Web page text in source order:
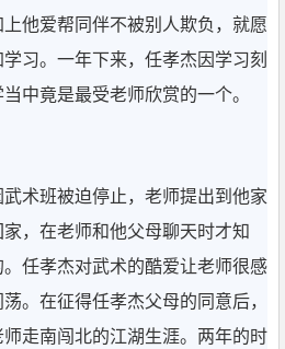
他爱帮同伴不被别人欺负，就愿
习。一年下来，任孝杰因学习刻
中竟是最受老师欣赏的一个。
术班被迫停止，老师提出到他家
，在老师和他父母聊天时才知
任孝杰对武术的酷爱让老师很感
。在征得任孝杰父母的同意后，
走南闯北的江湖生涯。两年的时